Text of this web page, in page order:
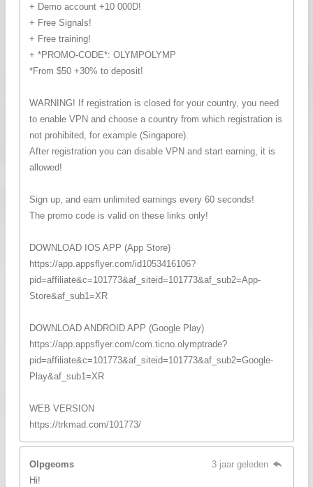
+ Demo account +10 000D!
+ Free Signals!
+ Free training!
+ *PROMO-CODE*: OLYMPOLYMP
*From $50 +30% to deposit!
WARNING! If registration is closed for your country, you need
to enable VPN and choose a country from which registration is
not prohibited, for example (Singapore).
After registration you can disable VPN and start earning, it is
allowed!
Sign up, and earn unlimited earnings every 60 seconds!
The promo code is valid on these links only!
DOWNLOAD IOS APP (App Store)
https://app.appsflyer.com/id1053416106?
pid=affiliate&c=101773&af_siteid=101773&af_sub2=App-
Store&af_sub1=XR
DOWNLOAD ANDROID APP (Google Play)
https://app.appsflyer.com/com.ticno.olymptrade?
pid=affiliate&c=101773&af_siteid=101773&af_sub2=Google-
Play&af_sub1=XR
WEB VERSION
https://trkmad.com/101773/
Olpgeoms
3 jaar geleden
Hi!